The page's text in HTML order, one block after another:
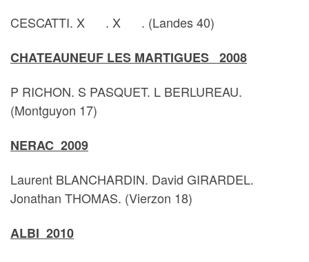
CESCATTI. X . X . (Landes 40)
CHATEAUNEUF LES MARTIGUES 2008
P RICHON. S PASQUET. L BERLUREAU.
(Montguyon 17)
NERAC 2009
Laurent BLANCHARDIN. David GIRARDEL.
Jonathan THOMAS. (Vierzon 18)
ALBI 2010